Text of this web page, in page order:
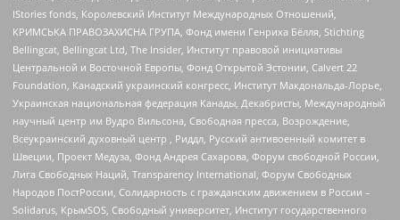
IStories fonds, Королевский Институт Международных Отношений,
КРИМСЬКА ПРАВОЗАХИСНА ГРУПА, Фонд имени Генриха Бёлля, Stichting
Bellingcat, Bellingcat Ltd, The Insider, Институт правовой инициативы
Центральной и Восточной Европы, Фонд Открытой Эстонии, Calvert 22
Foundation, Канадский украинский конгресс, Институт Макдональда-Лорье,
Украинская национальная федерация Канады, Декабристы, Международный
научный центр им Вудро Вильсона, Свободная пресса, Возрождение,
Всеукраинский духовный центр , Риддл, Русский антивоенный комитет в
Швеции, Проект Медуза, Фонд Андрея Сахарова, Форум свободной России,
Лига Свободных Наций, Transparеncy International, Форум Свободных
Народов ПостРоссии, Солидарность с гражданским движением в России –
Solidarus, КрымSOS, Свободный университет, Институт государственного